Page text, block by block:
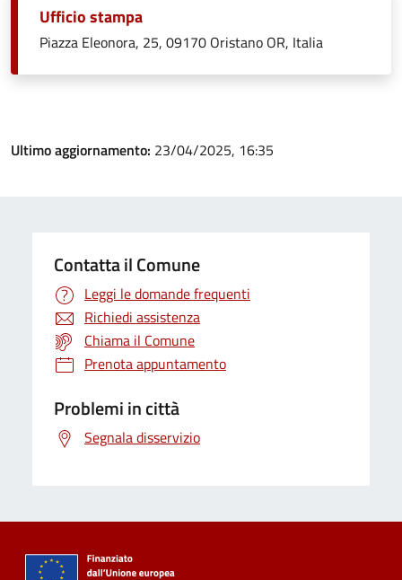
Ufficio stampa
Piazza Eleonora, 25, 09170 Oristano OR, Italia
Ultimo aggiornamento: 23/04/2025, 16:35
Contatta il Comune
Leggi le domande frequenti
Richiedi assistenza
Chiama il Comune
Prenota appuntamento
Problemi in città
Segnala disservizio